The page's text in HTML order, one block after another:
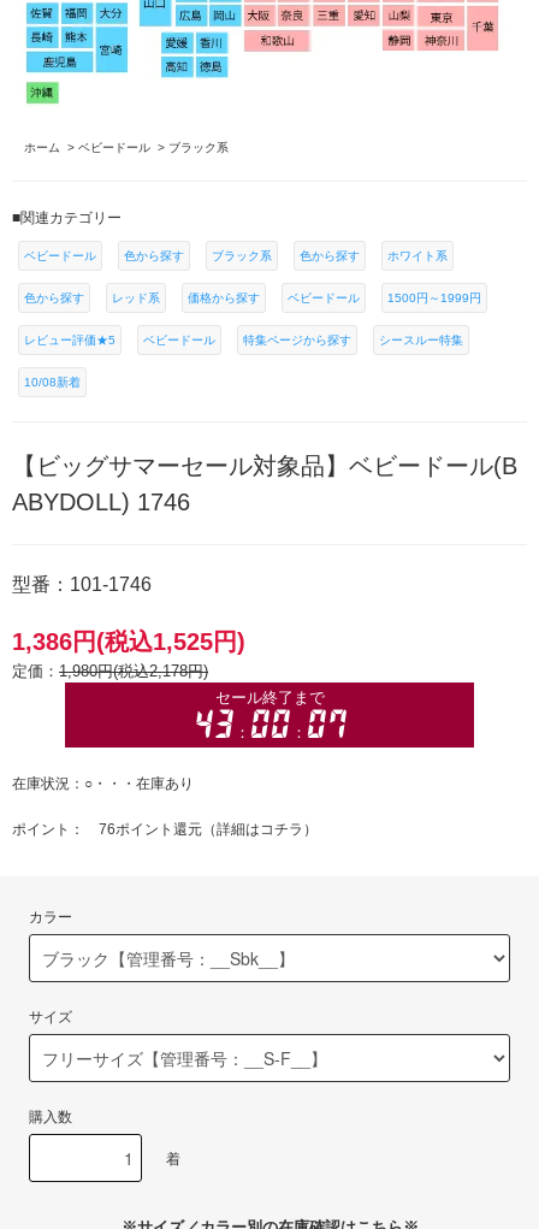
ホーム > ベビードール > ブラック系
■関連カテゴリー
ベビードール 色から探す ブラック系 色から探す ホワイト系
色から探す レッド系 価格から探す ベビードール 1500円～1999円
レビュー評価★5 ベビードール 特集ページから探す シースルー特集
10/08新着
【ビッグサマーセール対象品】ベビードール(B
ABYDOLL) 1746
型番：101-1746
1,386円(税込1,525円)
定価： 1,980円(税込2,178円)
在庫状況：○・・・在庫あり
ポイント： 76ポイント還元（詳細はコチラ ）
カラー
サイズ
購入数
着